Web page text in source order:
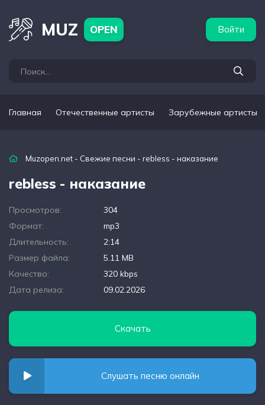
MUZ OPEN Войти
Главная Отечественные артисты Зарубежные артисты
Muzopen.net - Свежие песни - rebless - наказание
rebless - наказание
Просмотров:
304
Формат:
mp3
Длительность:
2:14
Размер файла:
5.11 MB
Качество:
320 kbps
Дата релиза:
09.02.2026
Скачать
Слушать песню онлайн
артисты Популярные подборки